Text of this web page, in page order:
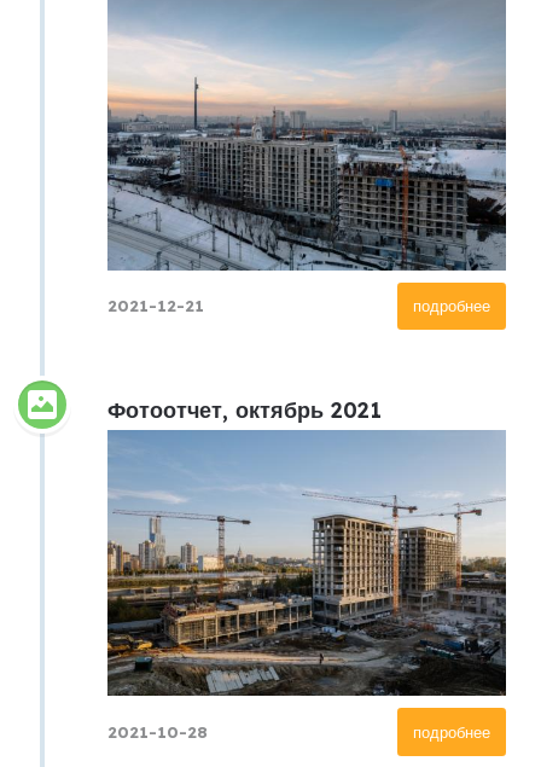
подробнее
2021-12-21
Фотоотчет, октябрь 2021
подробнее
2021-10-28